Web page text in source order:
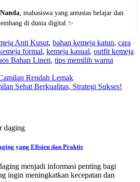
, mahasiswa yang antusias belajar dan
di dunia digital.✨
Anti Kusut, bahan kemeja katun, cara
formal, kemeja kasual, outfit kemeja
Bahan Linen, tips memilih warna
Rendah Lemak
Sehat Berkualitas, Strategi Sukses!
yang Efisien dan Praktis
menjadi informasi penting bagi
ingin meningkatkan kecepatan dan